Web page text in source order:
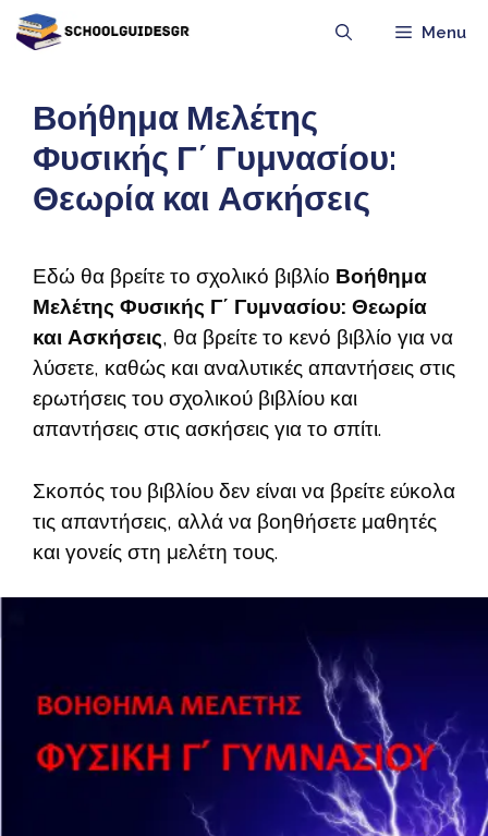
Μετάβαση
σε
Menu
Βοήθημα Μελέτης
Φυσικής Γ΄ Γυμνασίου:
Θεωρία και Ασκήσεις
Εδώ θα βρείτε το σχολικό βιβλίο Βοήθημα
Μελέτης Φυσικής Γ΄ Γυμνασίου: Θεωρία
και Ασκήσεις, θα βρείτε το κενό βιβλίο για να
λύσετε, καθώς και αναλυτικές απαντήσεις στις
ερωτήσεις του σχολικού βιβλίου και
απαντήσεις στις ασκήσεις για το σπίτι.
Σκοπός του βιβλίου δεν είναι να βρείτε εύκολα
τις απαντήσεις, αλλά να βοηθήσετε μαθητές
και γονείς στη μελέτη τους.